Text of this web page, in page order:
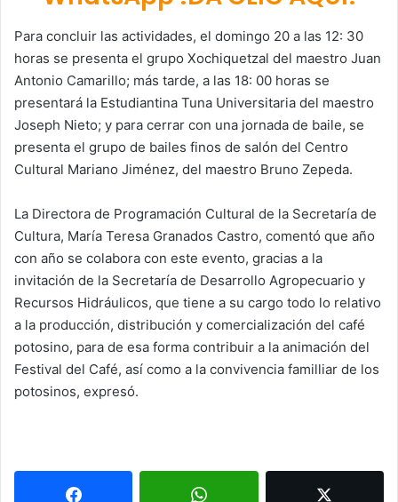
Para concluir las actividades, el domingo 20 a las 12: 30
horas se presenta el grupo Xochiquetzal del maestro Juan
Antonio Camarillo; más tarde, a las 18: 00 horas se
presentará la Estudiantina Tuna Universitaria del maestro
Joseph Nieto; y para cerrar con una jornada de baile, se
presenta el grupo de bailes finos de salón del Centro
Cultural Mariano Jiménez, del maestro Bruno Zepeda.
La Directora de Programación Cultural de la Secretaría de
Cultura, María Teresa Granados Castro, comentó que año
con año se colabora con este evento, gracias a la
invitación de la Secretaría de Desarrollo Agropecuario y
Recursos Hidráulicos, que tiene a su cargo todo lo relativo
a la producción, distribución y comercialización del café
potosino, para de esa forma contribuir a la animación del
Festival del Café, así como a la convivencia familliar de los
potosinos, expresó.